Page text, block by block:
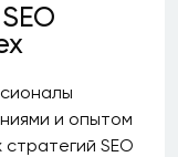
и опытом
SEO